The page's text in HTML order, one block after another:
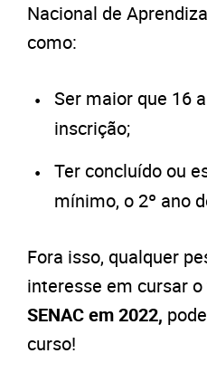
Nacional de
como:
Ser maior que 16
inscrição;
Ter concluído ou
mínimo, o 2º ano
Fora isso, qualquer
interesse em cursar o
SENAC em 2022,
curso!